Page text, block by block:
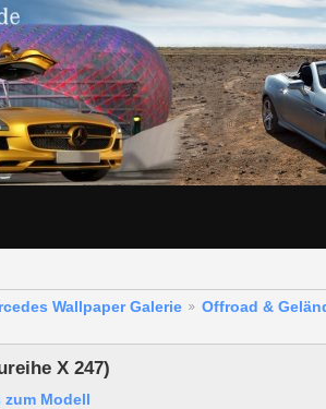
Wallpaper Galerie
Offroad &
X 247)
zum Modell